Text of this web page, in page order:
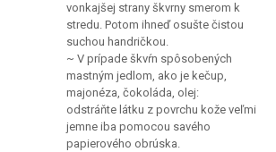
stredu. Potom ihneď osušte čistou
suchou handričkou.
~ V prípade škvŕn spôsobených
mastným jedlom, ako je kečup,
majonéza, čokoláda, olej:
odstráňte látku z povrchu kože veľmi
jemne iba pomocou savého
papierového obrúska.
Používajte savý papierový obrúsok bez